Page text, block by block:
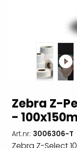
Zebra Z-
-
Art.nr: 3006306-T
Zebra Z-Select